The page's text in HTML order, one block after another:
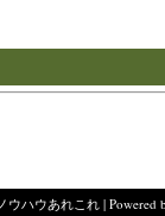
ウハウあれこれ | Powered